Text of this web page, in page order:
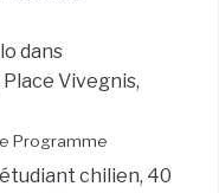
dans
Place Vivegnis,
Programme
chilien, 40